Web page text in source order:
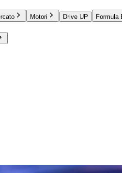
Motori Drive UP Formula